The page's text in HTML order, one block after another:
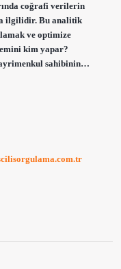
coğrafi verilerin
ilgilidir. Bu analitik
ve optimize
kim yapar?
sahibinin…